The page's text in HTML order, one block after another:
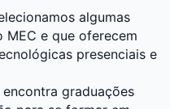
algumas
MEC e que oferecem
presenciais e
graduações